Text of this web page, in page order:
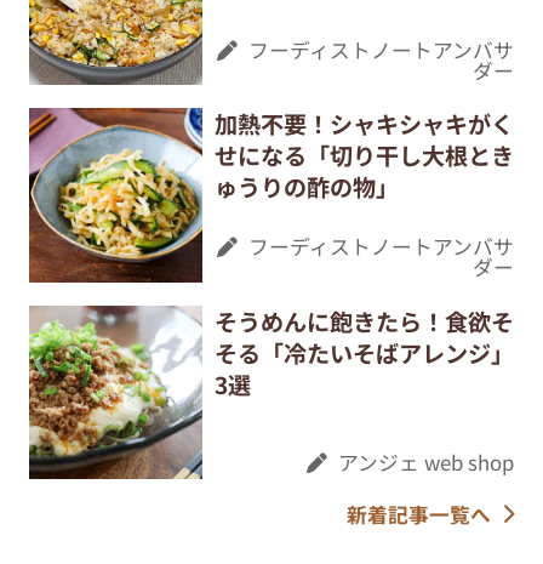
フーディストノートアンバサ
ダー
加熱不要！シャキシャキがく
せになる「切り干し大根とき
ゅうりの酢の物」
フーディストノートアンバサ
ダー
そうめんに飽きたら！食欲そ
そる「冷たいそばアレンジ」
3選
アンジェ web shop
新着記事一覧へ